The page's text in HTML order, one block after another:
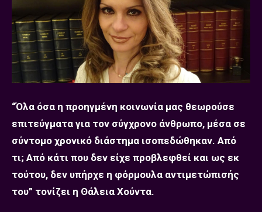
“Όλα όσα η προηγμένη κοινωνία μας θεωρούσε
επιτεύγματα για τον σύγχρονο άνθρωπο, μέσα σε
σύντομο χρονικό διάστημα ισοπεδώθηκαν. Από
τι; Από κάτι που δεν είχε προβλεφθεί και ως εκ
τούτου, δεν υπήρχε η φόρμουλα αντιμετώπισής
του” τονίζει η Θάλεια Χούντα.